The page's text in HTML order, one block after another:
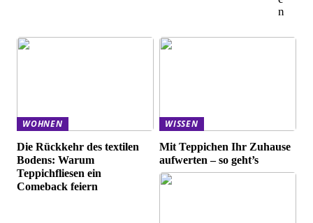
n
WOHNEN
Die Rückkehr des textilen
Bodens: Warum
Teppichfliesen ein
Comeback feiern
WISSEN
Mit Teppichen Ihr Zuhause
aufwerten – so geht’s